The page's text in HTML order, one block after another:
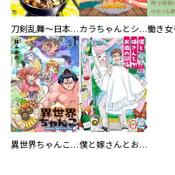
刀剣乱舞～日本号つれづれ酒～ カラちゃんとシトーさんと、 【分冊版】
異世界ちゃんこ～横綱目前に召喚されたんだが～ 【連載版】 僕と嫁さんとお酒の関係